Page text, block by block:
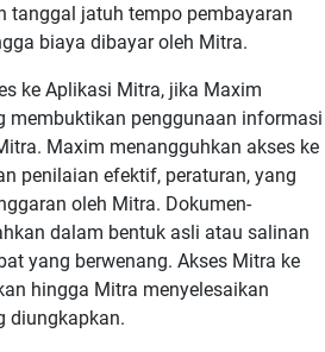
tanggal jatuh tempo pembayaran
biaya dibayar oleh Mitra.
ke Aplikasi Mitra, jika Maxim
membuktikan penggunaan informasi
Maxim menangguhkan akses ke
penilaian efektif, peraturan, yang
oleh Mitra. Dokumen-
dalam bentuk asli atau salinan
yang berwenang. Akses Mitra ke
hingga Mitra menyelesaikan
diungkapkan.